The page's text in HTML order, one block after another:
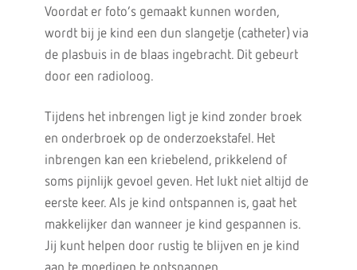
Voordat er foto’s gemaakt kunnen worden,
wordt bij je kind een dun slangetje (catheter) via
de plasbuis in de blaas ingebracht. Dit gebeurt
door een radioloog.
Tijdens het inbrengen ligt je kind zonder broek
en onderbroek op de onderzoekstafel. Het
inbrengen kan een kriebelend, prikkelend of
soms pijnlijk gevoel geven. Het lukt niet altijd de
eerste keer. Als je kind ontspannen is, gaat het
makkelijker dan wanneer je kind gespannen is.
Jij kunt helpen door rustig te blijven en je kind